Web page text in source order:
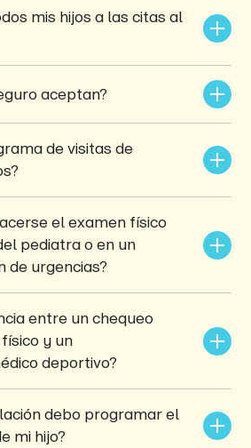
mis hijos a las citas al
aceptan?
de visitas de
el examen físico
pediatra o en un
de urgencias?
entre un chequeo
y un
deportivo?
debo programar el
mi hijo?